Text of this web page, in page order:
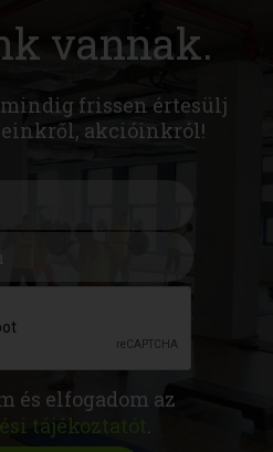
vannak.
frissen értesülj
akcióinkról!
és elfogadom az
tájékoztatót .